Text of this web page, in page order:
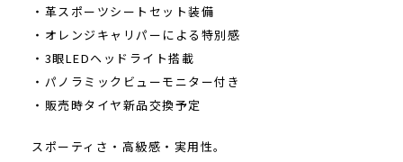
・革スポーツシートセット装備
・オレンジキャリパーによる特別感
・3眼LEDヘッドライト搭載
・パノラミックビューモニター付き
・販売時タイヤ新品交換予定
スポーティさ・高級感・実用性。